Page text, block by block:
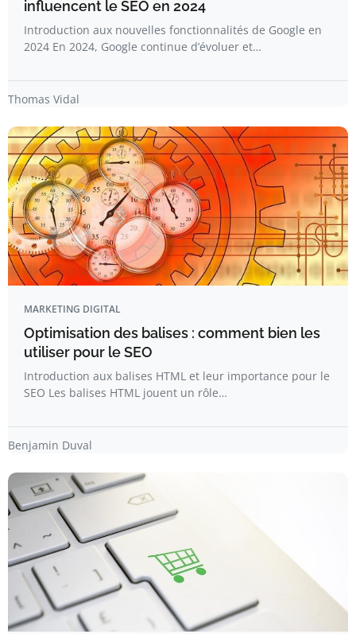
influencent le SEO en 2024
Introduction aux nouvelles fonctionnalités de Google en
2024 En 2024, Google continue d’évoluer et…
Thomas Vidal
MARKETING DIGITAL
Optimisation des balises : comment bien les
utiliser pour le SEO
Introduction aux balises HTML et leur importance pour le
SEO Les balises HTML jouent un rôle…
Benjamin Duval